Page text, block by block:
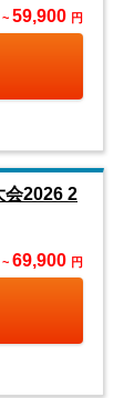
~ 59,900 円
会2026 2
~ 69,900 円